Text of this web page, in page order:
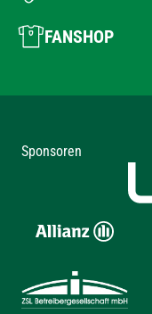
FANSHOP
Sponsoren